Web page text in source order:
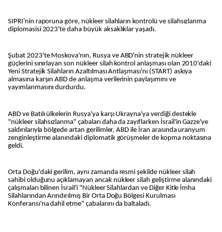
SIPRI'nin raporuna göre, nükleer silahların kontrolü ve silahsızlanma
diplomasisi 2023'te daha büyük aksaklıklar yaşadı.
Şubat 2023'te Moskova'nın, Rusya ve ABD'nin stratejik nükleer
güçlerini sınırlayan son nükleer silah kontrol anlaşması olan 2010'daki
Yeni Stratejik Silahların Azaltılması Antlaşması'nı (START) askıya
almasına karşın ABD de anlaşma verilerinin paylaşımını ve
yayımlanmasını durdurdu.
ABD ve Batılı ülkelerin Rusya'ya karşı Ukrayna'ya verdiği destekle
"nükleer silahsızlanma" çabaları daha da zayıflarken İsrail'in Gazze'ye
saldırılarıyla bölgede artan gerilimler, ABD ile İran arasında uranyum
zenginleştirme alanındaki diplomatik görüşmeler de kopma noktasına
geldi.
Orta Doğu'daki gerilim, aynı zamanda resmi şekilde nükleer silah
sahibi olduğunu açıklamayan ancak nükleer silah geliştirme alanındaki
çalışmaları bilinen İsrail'i "Nükleer Silahlardan ve Diğer Kitle İmha
Silahlarından Arındırılmış Bir Orta Doğu Bölgesi Kurulması
Konferansı'na dahil etme" çabalarını da baltaladı.